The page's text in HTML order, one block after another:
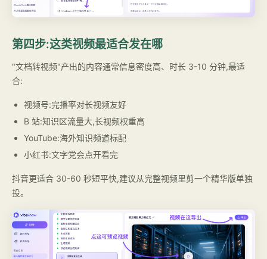
第四步:这类视频最适合发在哪
"文档转视频"产出的内容通常信息密度高、时长 3-10 分钟,最适
合:
视频号:完播率对长视频友好
B 站:知识区流量大,长视频权重高
YouTube:海外知识频道标配
小红书:文字党会点开看完
抖音更适合 30-60 秒短平快,建议从完整视频里剪一个精华版单独
投。